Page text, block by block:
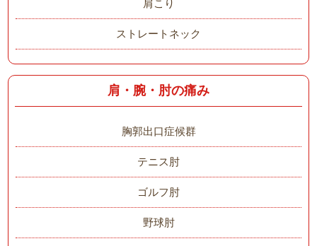
肩こり
ストレートネック
肩・腕・肘の痛み
胸郭出口症候群
テニス肘
ゴルフ肘
野球肘